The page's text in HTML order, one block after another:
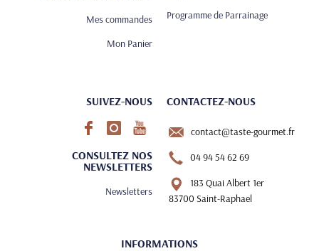
Mes commandes
Mon Panier
Programme de Parrainage
SUIVEZ-NOUS
CONSULTEZ NOS
NEWSLETTERS
Newsletters
CONTACTEZ-NOUS
contact@taste-gourmet.fr
04 94 54 62 69
183 Quai Albert 1er
83700 Saint-Raphael
INFORMATIONS